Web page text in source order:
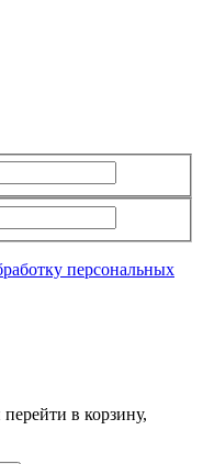
персональных
в корзину,